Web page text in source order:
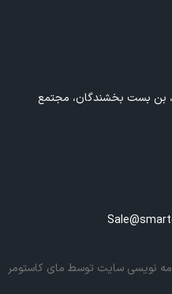
بن بست بخشندگان، مجتمع
نویسی سایت توسط مای کاستومر